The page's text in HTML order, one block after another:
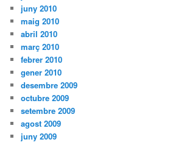
juny 2010
maig 2010
abril 2010
març 2010
febrer 2010
gener 2010
desembre 2009
octubre 2009
setembre 2009
agost 2009
juny 2009